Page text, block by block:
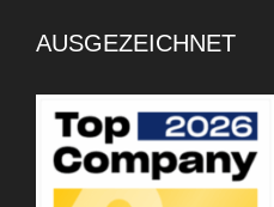
AUSGEZEICHNET